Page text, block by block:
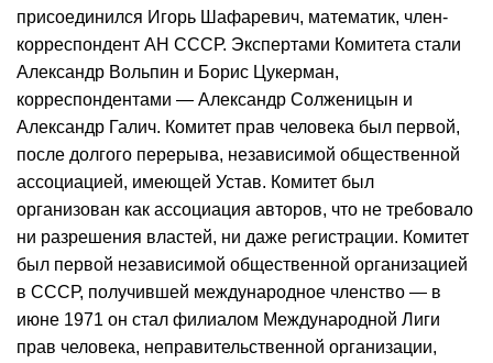
присоединился Игорь Шафаревич, математик, член-
корреспондент АН СССР. Экспертами Комитета стали
Александр Вольпин и Борис Цукерман,
корреспондентами — Александр Солженицын и
Александр Галич. Комитет прав человека был первой,
после долгого перерыва, независимой общественной
ассоциацией, имеющей Устав. Комитет был
организован как ассоциация авторов, что не требовало
ни разрешения властей, ни даже регистрации. Комитет
был первой независимой общественной организацией
в СССР, получившей международное членство — в
июне 1971 он стал филиалом Международной Лиги
прав человека, неправительственной организации,